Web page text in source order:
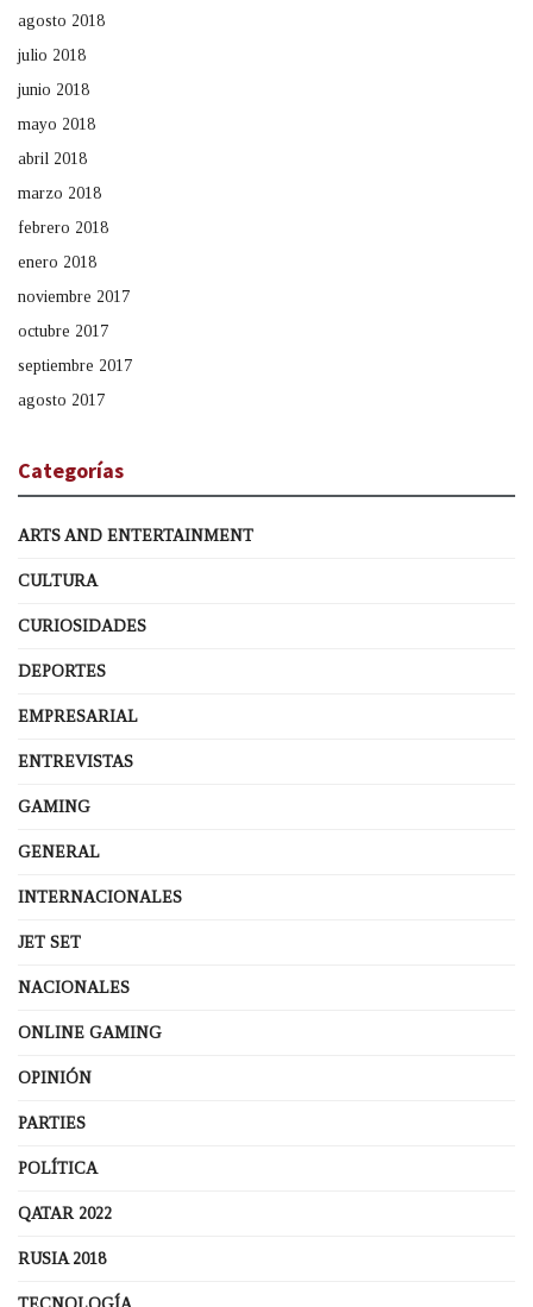
agosto 2018
julio 2018
junio 2018
mayo 2018
abril 2018
marzo 2018
febrero 2018
enero 2018
noviembre 2017
octubre 2017
septiembre 2017
agosto 2017
Categorías
ARTS AND ENTERTAINMENT
CULTURA
CURIOSIDADES
DEPORTES
EMPRESARIAL
ENTREVISTAS
GAMING
GENERAL
INTERNACIONALES
JET SET
NACIONALES
ONLINE GAMING
OPINIÓN
PARTIES
POLÍTICA
QATAR 2022
RUSIA 2018